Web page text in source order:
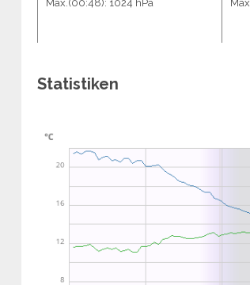
Max. (00:48): 1024 hPa
Max.
Statistiken